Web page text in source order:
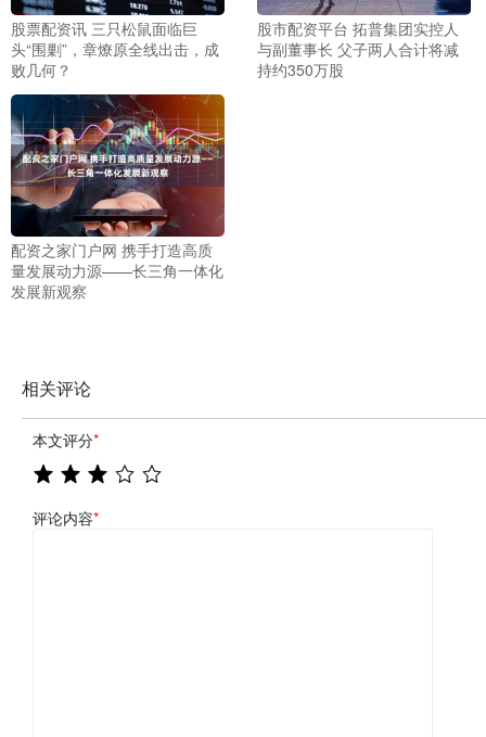
股票配资讯 三只松鼠面临巨
头“围剿”，章燎原全线出击，成
败几何？
股市配资平台 拓普集团实控人
与副董事长 父子两人合计将减
持约350万股
配资之家门户网 携手打造高质
量发展动力源——长三角一体化
发展新观察
相关评论
本文评分*
评论内容*